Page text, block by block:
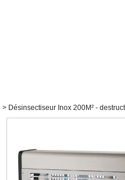
> Désinsectiseur Inox 200M² -